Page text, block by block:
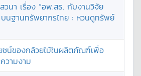
วนา เรื่อง “อพ.สธ. กับงานวิจัย
นฐานทรัพยากรไทย : หวนดูทรัพย์
ชน์ของกล้วยไม้ในผลิตภัณฑ์เพื่อ
วามงาม